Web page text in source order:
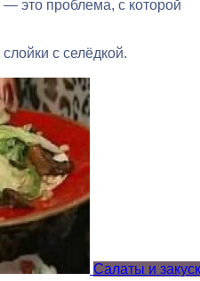
— это проблема, с которой
с селёдкой.
Салаты и